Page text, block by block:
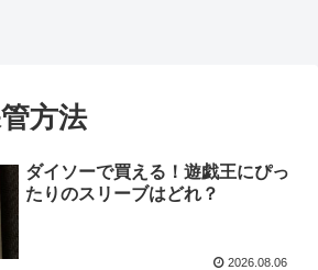
方法
ダイソーで買える！遊戯王にぴっ
たりのスリーブはどれ？
2026.08.06